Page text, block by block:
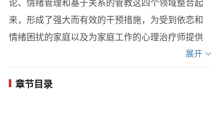
来，形成了强大而有效的干预措施，为受到依恋和
情绪困扰的家庭以及为家庭工作的心理治疗师提供
了切实可行的方法，从而帮助和引导家庭走出困
境。
本书用简单明了的语言阐释了复杂的主题，行文风
展开
章节目录